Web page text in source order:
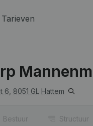
Tarieven
6, 8051 GL Hattem
Bestuur Structuur